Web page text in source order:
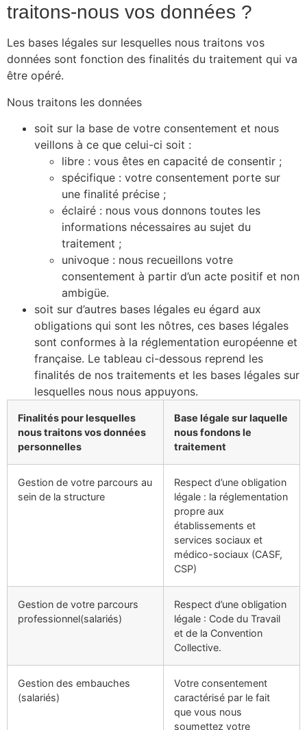
traitons-nous vos données ?
Les bases légales sur lesquelles nous traitons vos
données sont fonction des finalités du traitement qui va
être opéré.
Nous traitons les données
soit sur la base de votre consentement et nous
veillons à ce que celui-ci soit :
libre : vous êtes en capacité de consentir ;
spécifique : votre consentement porte sur
une finalité précise ;
éclairé : nous vous donnons toutes les
informations nécessaires au sujet du
traitement ;
univoque : nous recueillons votre
consentement à partir d’un acte positif et non
ambigüe.
soit sur d’autres bases légales eu égard aux
obligations qui sont les nôtres, ces bases légales
sont conformes à la réglementation européenne et
française. Le tableau ci-dessous reprend les
finalités de nos traitements et les bases légales sur
lesquelles nous nous appuyons.
Finalités pour lesquelles
nous traitons vos données
personnelles
Base légale sur laquelle
nous fondons le
traitement
Gestion de votre parcours au
sein de la structure
Respect d’une obligation
légale : la réglementation
propre aux
établissements et
services sociaux et
médico-sociaux (CASF,
CSP)
Gestion de votre parcours
professionnel(salariés)
Respect d’une obligation
légale : Code du Travail
et de la Convention
Collective.
Gestion des embauches
(salariés)
Votre consentement
caractérisé par le fait
que vous nous
soumettez votre